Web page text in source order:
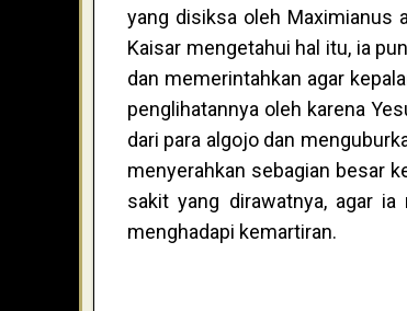
yang disiksa oleh Maximianus
Kaisar mengetahui hal itu, ia
dan memerintahkan agar
penglihatannya oleh karena
dari para algojo dan
menyerahkan sebagian besar
sakit yang dirawatnya, agar
menghadapi kemartiran.